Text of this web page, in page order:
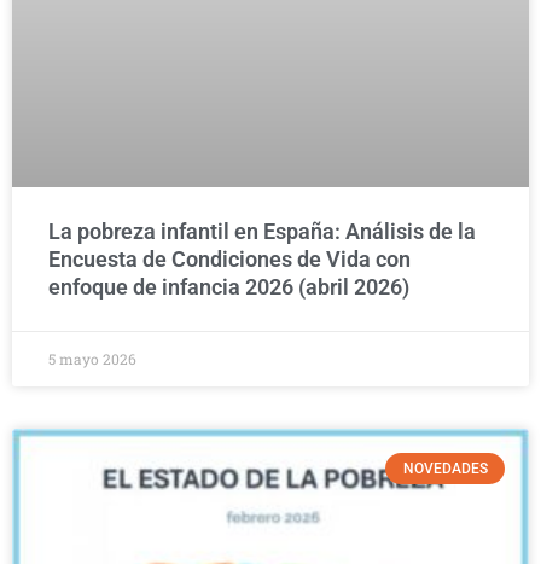
La pobreza infantil en España: Análisis de la
Encuesta de Condiciones de Vida con
enfoque de infancia 2026 (abril 2026)
5 mayo 2026
NOVEDADES